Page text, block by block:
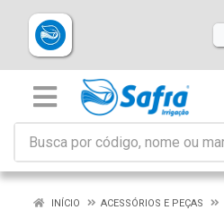
INÍCIO ACESSÓRIOS E PEÇAS